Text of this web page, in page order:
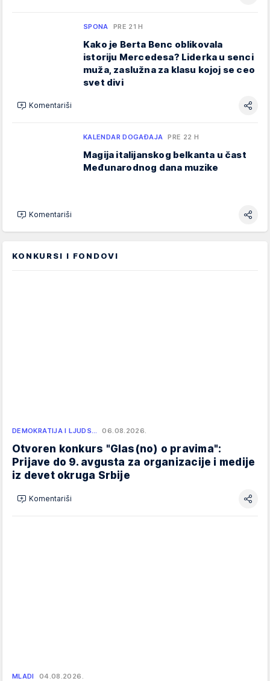
SPONA PRE 21 H
Kako je Berta Benc oblikovala
istoriju Mercedesa? Liderka u senci
muža, zaslužna za klasu kojoj se ceo
svet divi
Komentariši
KALENDAR DOGAĐAJA PRE 22 H
Magija italijanskog belkanta u čast
Međunarodnog dana muzike
Komentariši
KONKURSI I FONDOVI
DEMOKRATIJA I LJUDS… 06.08.2026.
Otvoren konkurs "Glas(no) o pravima":
Prijave do 9. avgusta za organizacije i medije
iz devet okruga Srbije
Komentariši
MLADI 04.08.2026.